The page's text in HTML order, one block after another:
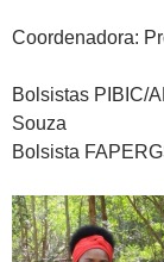
Coordenadora:
Bolsistas PIBIC/
Souza
Bolsista